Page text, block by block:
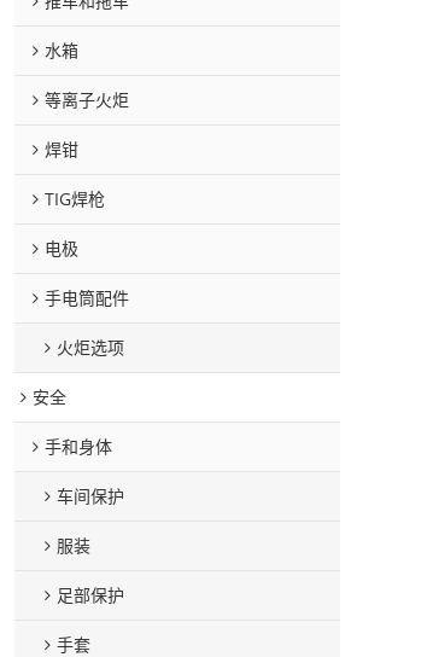
水箱
等离子火炬
焊钳
TIG焊枪
电极
手电筒配件
火炬选项
安全
手和身体
车间保护
服装
足部保护
手套